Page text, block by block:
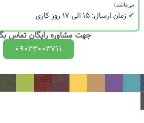
می‌باشد)
✔ زمان ارسال: 15 الی 17 روز کاری
جهت مشاوره رایگان تماس
09023003711